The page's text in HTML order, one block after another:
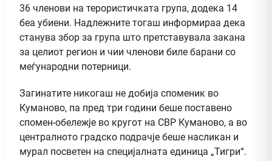
36 членови на терористичката група, додека 14
беа убиени. Надлежните тогаш информираа дека
станува збор за група што претставувала закана
за целиот регион и чии членови биле барани со
меѓународни потерници.
Загинатите никогаш не добија споменик во
Куманово, па пред три години беше поставено
спомен-обележје во кругот на СВР Куманово, а во
централното градско подрачје беше насликан и
мурал посветен на специјалната единица „Тигри“.